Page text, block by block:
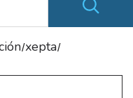
/xepta/